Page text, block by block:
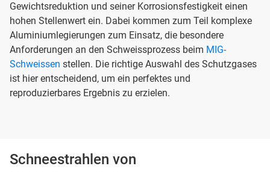
Gewichtsreduktion und seiner Korrosionsfestigkeit einen
hohen Stellenwert ein. Dabei kommen zum Teil komplexe
Aluminiumlegierungen zum Einsatz, die besondere
Anforderungen an den Schweissprozess beim MIG-
Schweissen stellen. Die richtige Auswahl des Schutzgases
ist hier entscheidend, um ein perfektes und
reproduzierbares Ergebnis zu erzielen.
Schneestrahlen von